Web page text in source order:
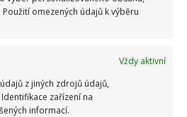
omezených údajů k výběru
Vždy aktivní
z jiných zdrojů údajů,
zařízení na
informací.